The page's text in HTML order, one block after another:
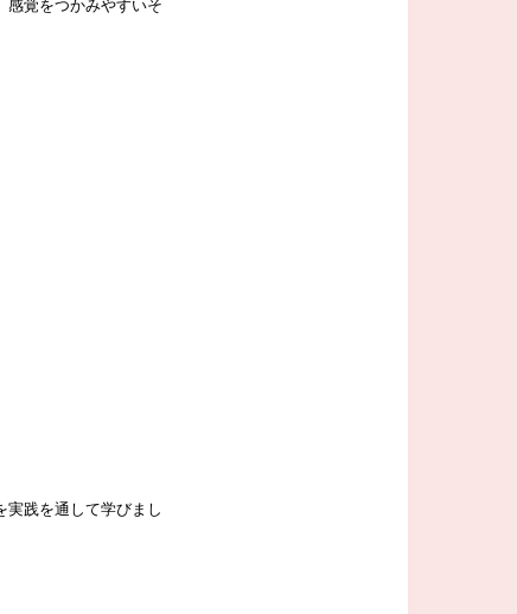
感覚をつかみやすいそ
実践を通して学びまし